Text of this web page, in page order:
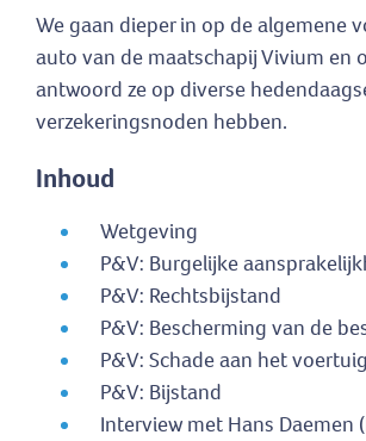
We gaan dieper in op de algemene
auto van de maatschapij Vivium en
antwoord ze op diverse
verzekeringsnoden hebben.
Inhoud
Wetgeving
P&V: Burgelijke
P&V: Rechtsbijstand
P&V: Bescherming van de
P&V: Schade aan het voertuig
P&V: Bijstand
Interview met Hans Daemen